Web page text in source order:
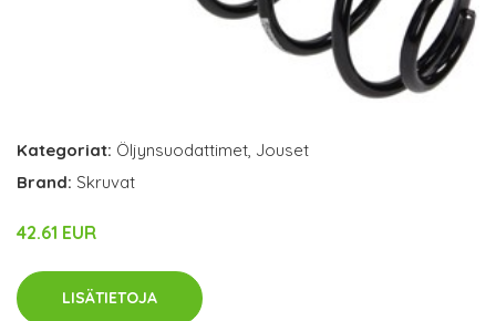
Kategoriat: Öljynsuodattimet Jouset
Brand: Skruvat
42.61 EUR
LISÄTIETOJA